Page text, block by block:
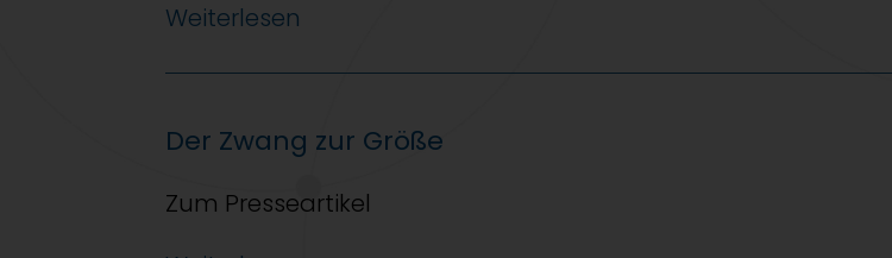
Weiterlesen
Der Zwang zur Größe
Zum Presseartikel